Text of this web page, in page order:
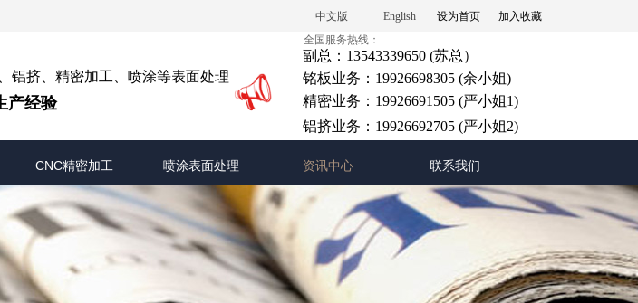
English 设为首页 加入收藏
中文版
铝挤、精密加工、喷涂等表面处理
产经验
全国服务热线：
副总：13543339650 (苏总）
铭板业务：19926698305 (余小姐)
精密业务：19926691505 (严小姐1)
铝挤业务：19926692705 (严小姐2)
CNC精密加工 喷涂表面处理 资讯中心 联系我们